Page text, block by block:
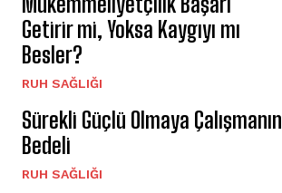
Getirir mi, Yoksa Kaygıyı mı
Besler?
⁠RUH SAĞLIĞI
Sürekli Güçlü Olmaya Çalışmanın
Bedeli
⁠RUH SAĞLIĞI